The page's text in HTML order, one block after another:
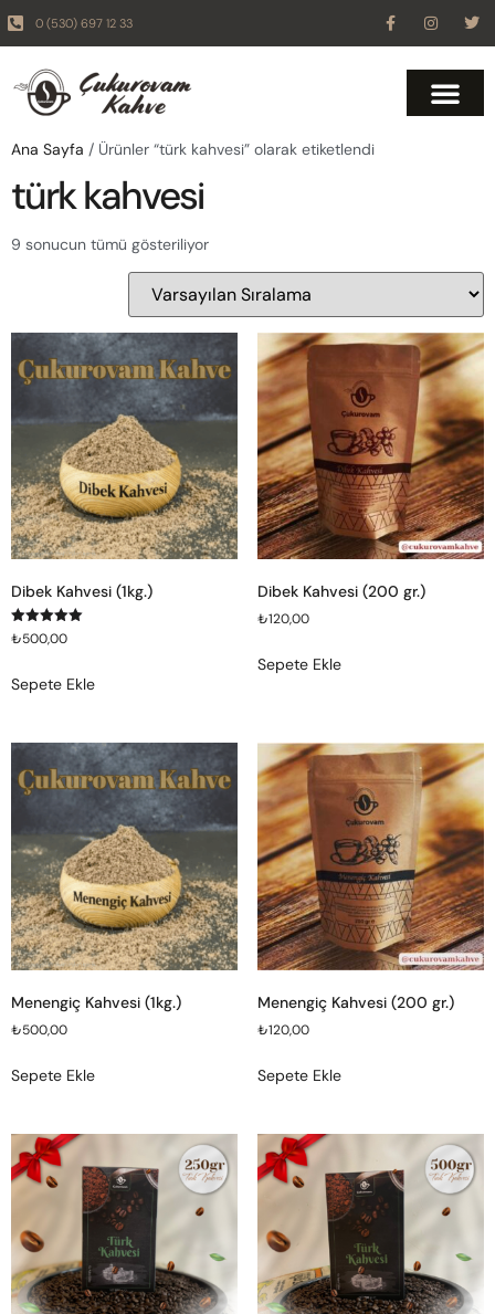
0 (530) 697 12 33
Ana Sayfa / Ürünler “türk kahvesi” olarak etiketlendi
türk kahvesi
9 sonucun tümü gösteriliyor
Dibek Kahvesi (1kg.)
5 üzerinden
5.00
₺500,00
Sepete Ekle
Dibek Kahvesi (200 gr.)
₺120,00
Sepete Ekle
Menengiç Kahvesi (1kg.)
₺500,00
Sepete Ekle
Menengiç Kahvesi (200 gr.)
₺120,00
Sepete Ekle